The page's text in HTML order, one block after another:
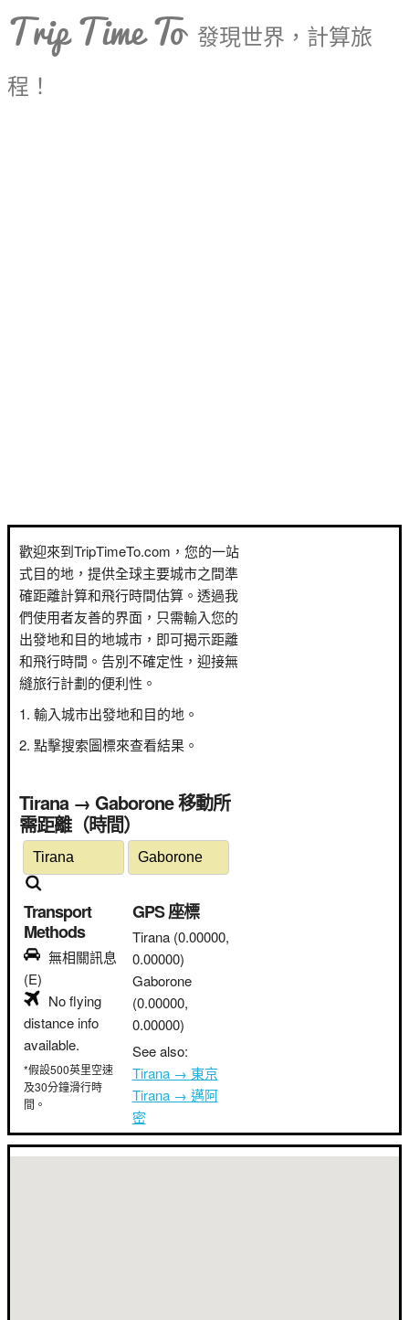
Trip Time To 發現世界，計算旅
程！
歡迎來到TripTimeTo.com，您的一站
式目的地，提供全球主要城市之間準
確距離計算和飛行時間估算。透過我
們使用者友善的界面，只需輸入您的
出發地和目的地城市，即可揭示距離
和飛行時間。告別不確定性，迎接無
縫旅行計劃的便利性。
輸入城市出發地和目的地。
點擊搜索圖標來查看結果。
Tirana → Gaborone 移動所
需距離（時間）
Transport
Methods
無相關訊息
(E)
No flying
distance info
available.
*假設500英里空速
及30分鐘滑行時
間。
GPS 座標
Tirana (0.00000,
0.00000)
Gaborone
(0.00000,
0.00000)
See also:
Tirana → 東京
Tirana → 邁阿
密